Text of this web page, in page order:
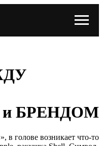
БРЕНДОМ
в голове возникает что-то